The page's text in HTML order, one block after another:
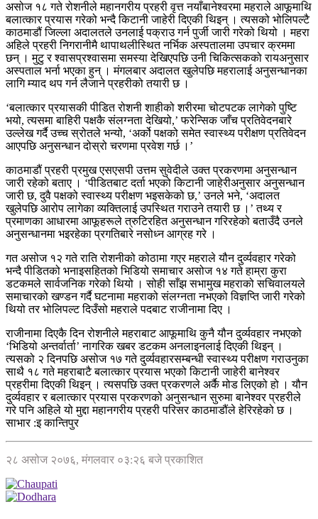
असोज १८ गते रोशनीले महानगरीय प्रहरी वृत्त नयाँबानेश्वरमा महराले आफूमाथि
बलात्कार प्रयास गरेको भन्दै किटानी जाहेरी दिएकी थिइन् । त्यसको भोलिपल्टै
काठमाडौं जिल्ला अदालतले उनलाई पक्राउ गर्न पुर्जी जारी गरेको थियो । महरा
अहिले प्रहरी निगरानीमै थापाथलीस्थित नर्भिक अस्पतालमा उपचार क्रममा
छन् । मुटु र श्वासप्रश्वासमा समस्या देखिएपछि उनी चिकित्सकको रायअनुसार
अस्पताल भर्ना भएका हुन् । मंगलबार अदालत खुलेपछि महरालाई अनुसन्धानका
लागि म्याद थप गर्न लैजाने प्रहरीको तयारी छ ।
‘बलात्कार प्रयासकी पीडित रोशनी शाहीको शरीरमा चोटपटक लागेको पुष्टि
भयो, त्यसमा बाहिरी पक्षकै संलग्नता देखियो,’ फरेन्सिक जाँच प्रतिवेदनबारे
उल्लेख गर्दै उच्च स्रोतले भन्यो, ‘अर्को पक्षको समेत स्वास्थ्य परीक्षण प्रतिवेदन
आएपछि अनुसन्धान दोस्रो चरणमा प्रवेश गर्छ ।’
काठमाडौं प्रहरी प्रमुख एसएसपी उत्तम सुवेदीले उक्त प्रकरणमा अनुसन्धान
जारी रहेको बताए । ‘पीडितबाट दर्ता भएको किटानी जाहेरीअनुसार अनुसन्धान
जारी छ, दुवै पक्षको स्वास्थ्य परीक्षण भइसकेको छ,’ उनले भने, ‘अदालत
खुलेपछि आरोप लागेका व्यक्तिलाई उपस्थित गराउने तयारी छ ।’ तथ्य र
प्रमाणका आधारमा आफूहरूले त्रुटिरहित अनुसन्धान गरिरहेको बताउँदै उनले
अनुसन्धानमा भइरहेका प्रगतिबारे नसोध्न आग्रह गरे ।
गत असोज १२ गते राति रोशनीको कोठामा गएर महराले यौन दुर्व्यवहार गरेको
भन्दै पीडितको भनाइसहितको भिडियो समाचार असोज १४ गते हाम्रा कुरा
डटकमले सार्वजनिक गरेको थियो । सोही साँझ सभामुख महराको सचिवालयले
समाचारको खण्डन गर्दै घटनामा महराको संलग्नता नभएको विज्ञप्ति जारी गरेको
थियो तर भोलिपल्ट दिउँसो महराले पदबाट राजीनामा दिए ।
राजीनामा दिएकै दिन रोशनीले महराबाट आफूमाथि कुनै यौन दुर्व्यवहार नभएको
‘भिडियो अन्तर्वार्ता’ नागरिक खबर डटकम अनलाइनलाई दिएकी थिइन् ।
त्यसको २ दिनपछि असोज १७ गते दुर्व्यवहारसम्बन्धी स्वास्थ्य परीक्षण गराउनुका
साथै १८ गते महराबाटै बलात्कार प्रयास भएको किटानी जाहेरी बानेश्वर
प्रहरीमा दिएकी थिइन् । त्यसपछि उक्त प्रकरणले अर्कै मोड लिएको हो । यौन
दुर्व्यवहार र बलात्कार प्रयास प्रकरणको अनुसन्धान सुरुमा बानेश्वर प्रहरीले
गरे पनि अहिले यो मुद्दा महानगरीय प्रहरी परिसर काठमाडौंले हेरिरहेको छ ।
साभार :इ कान्तिपुर
२८ असोज २०७६, मंगलवार ०३:२६ बजे प्रकाशित